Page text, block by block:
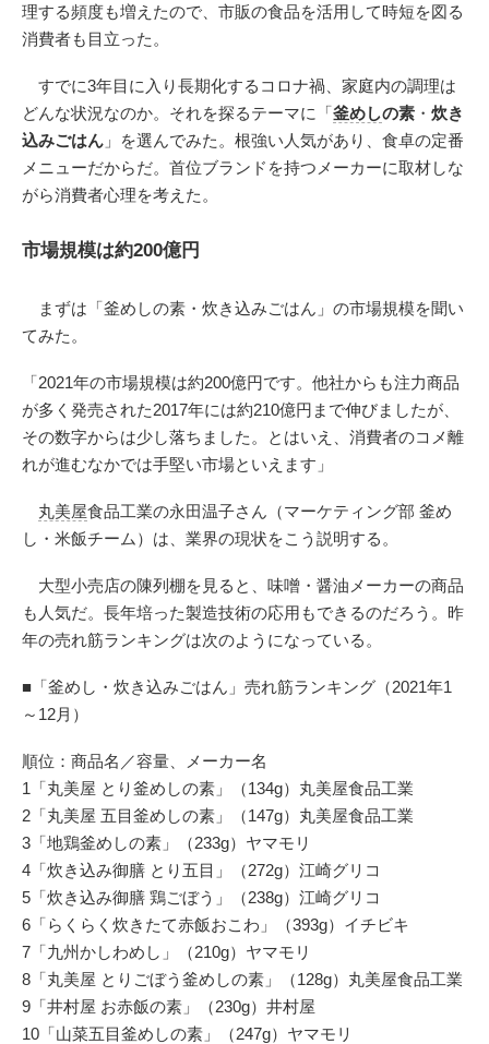
理する頻度も増えたので、市販の食品を活用して時短を図る
消費者も目立った。
すでに3年目に入り長期化するコロナ禍、家庭内の調理は
どんな状況なのか。それを探るテーマに「釜めしの素 ・ 炊き
込みごはん 」を選んでみた。根強い人気があり、食卓の定番
メニューだからだ。首位ブランドを持つメーカーに取材しな
がら消費者心理を考えた。
市場規模は約200億円
まずは「釜めしの素・炊き込みごはん」の市場規模を聞い
てみた。
「2021年の市場規模は約200億円です。他社からも注力商品
が多く発売された2017年には約210億円まで伸びましたが、
その数字からは少し落ちました。とはいえ、消費者のコメ離
れが進むなかでは手堅い市場といえます」
丸美屋食品工業の永田温子さん（マーケティング部 釜め
し・米飯チーム）は、業界の現状をこう説明する。
大型小売店の陳列棚を見ると、味噌・醤油メーカーの商品
も人気だ。長年培った製造技術の応用もできるのだろう。昨
年の売れ筋ランキングは次のようになっている。
■「釜めし・炊き込みごはん」売れ筋ランキング（2021年1
～12月）
順位：商品名／容量、メーカー名
1「丸美屋 とり釜めしの素」（134g）丸美屋食品工業
2「丸美屋 五目釜めしの素」（147g）丸美屋食品工業
3「地鶏釜めしの素」（233g）ヤマモリ
4「炊き込み御膳 とり五目」（272g）江崎グリコ
5「炊き込み御膳 鶏ごぼう」（238g）江崎グリコ
6「らくらく炊きたて赤飯おこわ」（393g）イチビキ
7「九州かしわめし」（210g）ヤマモリ
8「丸美屋 とりごぼう釜めしの素」（128g）丸美屋食品工業
9「井村屋 お赤飯の素」（230g）井村屋
10「山菜五目釜めしの素」（247g）ヤマモリ